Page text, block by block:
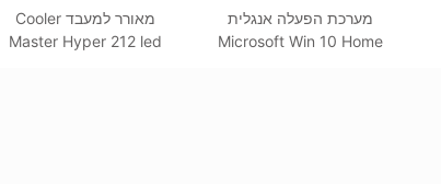
מערכת הפעלה אנגלית
Microsoft Win 10 Home
מאורר למעבד Cooler
Master Hyper 212 led